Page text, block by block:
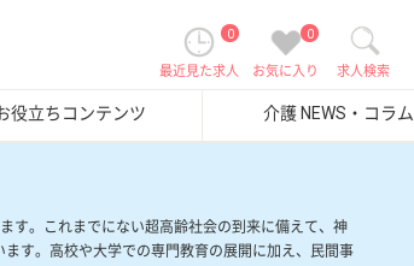
求人検索
0
お気に入り
0
最近見た求人
役立ちコンテンツ 介護 NEWS・コラム
す。これまでにない超高齢社会の到来に備えて、神
す。高校や大学での専門教育の展開に加え、民間事